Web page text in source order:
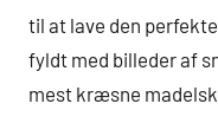
til at lave den
fyldt med billeder af
mest kræsne